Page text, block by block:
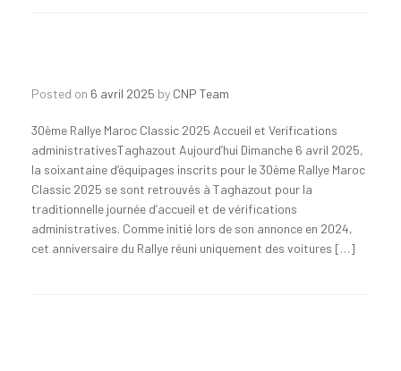
Posted on 6 avril 2025 by CNP Team
30ème Rallye Maroc Classic 2025 Accueil et Verifications
administrativesTaghazout Aujourd’hui Dimanche 6 avril 2025,
la soixantaine d’équipages inscrits pour le 30ème Rallye Maroc
Classic 2025 se sont retrouvés à Taghazout pour la
traditionnelle journée d’accueil et de vérifications
administratives. Comme initié lors de son annonce en 2024,
cet anniversaire du Rallye réuni uniquement des voitures […]